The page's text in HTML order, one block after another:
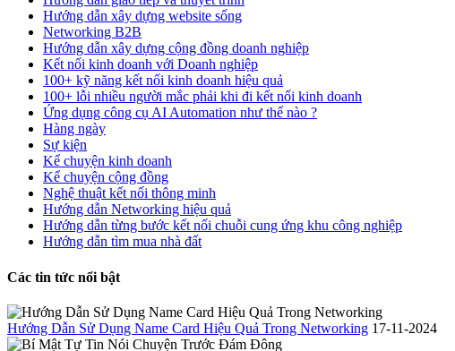
Hướng dẫn xây dựng website sống
Networking B2B
Hướng dẫn xây dựng cộng đồng doanh nghiệp
Kết nối kinh doanh với Doanh nghiệp
100+ kỹ năng kết nối kinh doanh hiệu quả
100+ lỗi nhiều người mắc phải khi đi kết nối kinh doanh
Ứng dụng công cụ AI Automation như thế nào ?
Hàng ngày
Sự kiện
Kể chuyện kinh doanh
Kể chuyện cộng đồng
Nghệ thuật kết nối thông minh
Hướng dẫn Networking hiệu quả
Hướng dẫn từng bước kết nối chuỗi cung ứng khu công nghiệp
Hướng dẫn tìm mua nhà đất
Các tin tức nổi bật
Hướng Dẫn Sử Dụng Name Card Hiệu Quả Trong Networking 17-11-2024